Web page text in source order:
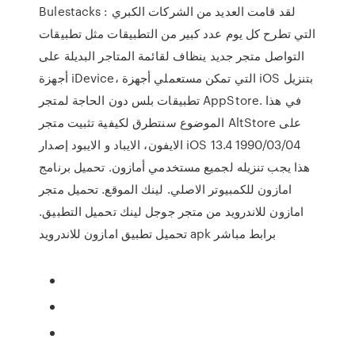
Bulestacks : لقد قامت العديد من الشركات الكبري
التي تطرح كل يوم عدد كبير من التطبيقات مثل تطبيقات
التواصل متجر جديد ينظاف لقائمة المتاجر البديلة على
أجهزة iDevice، التي تمكن مستعملي أجهزة iOS بتنزيل
تطبيقات بلس دون الحاجة لمتجر AppStore. في هذا
الموضوع سنتطرق لكيفية تثبيت متجر AltStore على
الايفون، الايباد و الايبود إصدار iOS 13.4 1990/03/04
هذا يجب تنزيله لجميع مستخدمي أمازون. تحميل برنامج
امازون للكمبيوتر الاصلي. لينك الموقع. تحميل متجر
امازون للاندرويد من متجر جوجل لينك تحميل التطبيق.
تحميل تطبيق امازون للاندرويد apk برابط مباشر